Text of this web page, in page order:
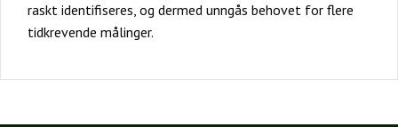
raskt identifiseres, og dermed unngås behovet for flere
tidkrevende målinger.